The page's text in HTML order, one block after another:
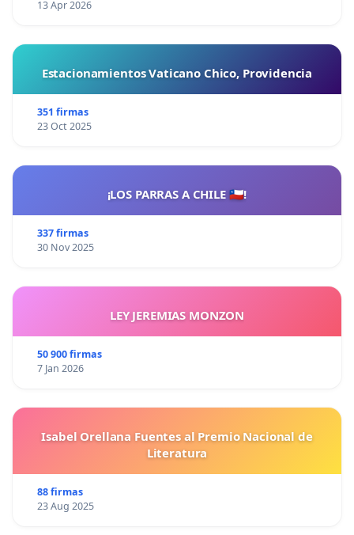
13 Apr 2026
Estacionamientos Vaticano Chico, Providencia
351 firmas
23 Oct 2025
¡LOS PARRAS A CHILE 🇨🇱!
337 firmas
30 Nov 2025
LEY JEREMIAS MONZON
50 900 firmas
7 Jan 2026
Isabel Orellana Fuentes al Premio Nacional de
Literatura
88 firmas
23 Aug 2025